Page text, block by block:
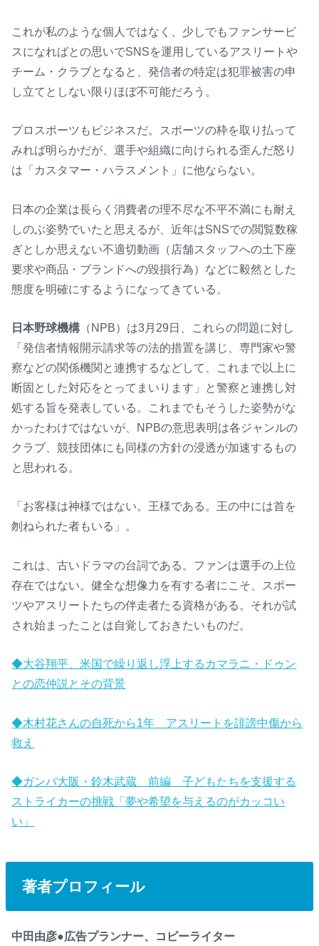
これが私のような個人ではなく、少しでもファンサービ
スになればとの思いでSNSを運用しているアスリートや
チーム・クラブとなると、発信者の特定は犯罪被害の申
し立てとしない限りほぼ不可能だろう。
プロスポーツもビジネスだ。スポーツの枠を取り払って
みれば明らかだが、選手や組織に向けられる歪んだ怒り
は「カスタマー・ハラスメント」に他ならない。
日本の企業は長らく消費者の理不尽な不平不満にも耐え
しのぶ姿勢でいたと思えるが、近年はSNSでの閲覧数稼
ぎとしか思えない不適切動画（店舗スタッフへの土下座
要求や商品・ブランドへの毀損行為）などに毅然とした
態度を明確にするようになってきている。
日本野球機構 （NPB）は3月29日、これらの問題に対し
「発信者情報開示請求等の法的措置を講じ、専門家や警
察などの関係機関と連携するなどして、これまで以上に
断固とした対応をとってまいります」と警察と連携し対
処する旨を発表している。これまでもそうした姿勢がな
かったわけではないが、NPBの意思表明は各ジャンルの
クラブ、競技団体にも同様の方針の浸透が加速するもの
と思われる。
「お客様は神様ではない。王様である。王の中には首を
刎ねられた者もいる」。
これは、古いドラマの台詞である。ファンは選手の上位
存在ではない。健全な想像力を有する者にこそ、スポー
ツやアスリートたちの伴走者たる資格がある。それが試
され始まったことは自覚しておきたいものだ。
◆大谷翔平、米国で繰り返し浮上するカマラニ・ドゥン
との恋仲説とその背景
◆木村花さんの自死から1年 アスリートを誹謗中傷から
救え
◆ガンバ大阪・鈴木武蔵 前編 子どもたちを支援する
ストライカーの挑戦「夢や希望を与えるのがカッコい
い」
著者プロフィール
中田由彦●広告プランナー、コピーライター